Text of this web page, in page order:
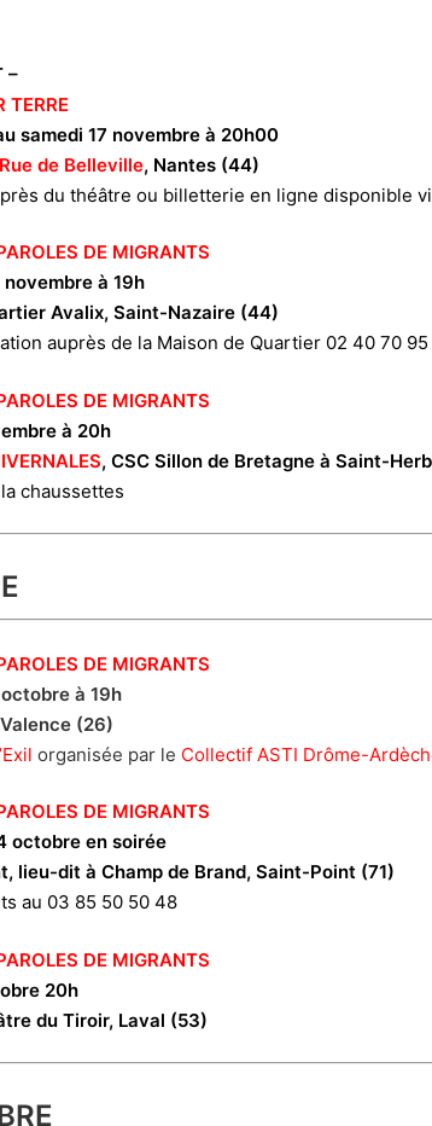
–
TERRE
samedi 17 novembre à 20h00
de Belleville, Nantes (44)
du théâtre ou billetterie en ligne disponible
DE MIGRANTS
à 19h
Avalix, Saint-Nazaire (44)
auprès de la Maison de Quartier 02 40 70
DE MIGRANTS
à 20h
, CSC Sillon de
chaussettes
DE MIGRANTS
à 19h
(26)
organisée par le Collectif ASTI Drôme-
DE MIGRANTS
octobre en soirée
lieu-dit à Champ de Brand, Saint-Point (71)
au 03 85 50 50 48
DE MIGRANTS
20h
du Tiroir, Laval (53)